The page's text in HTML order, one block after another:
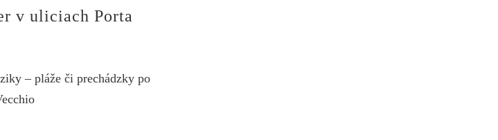
v uliciach Porta
– pláže či prechádzky po